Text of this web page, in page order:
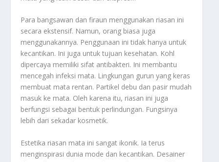
Para bangsawan dan firaun menggunakan riasan ini
secara ekstensif. Namun, orang biasa juga
menggunakannya. Penggunaan ini tidak hanya untuk
kecantikan. Ini juga untuk tujuan kesehatan. Kohl
dipercaya memiliki sifat antibakteri. Ini membantu
mencegah infeksi mata. Lingkungan gurun yang keras
membuat mata rentan. Partikel debu dan pasir mudah
masuk ke mata. Oleh karena itu, riasan ini juga
berfungsi sebagai bentuk perlindungan. Fungsinya
lebih dari sekadar kosmetik.
Estetika riasan mata ini sangat ikonik. Ia terus
menginspirasi dunia mode dan kecantikan. Desainer